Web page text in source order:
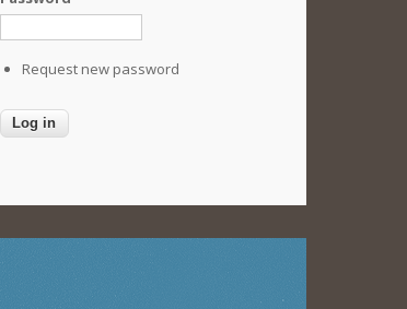
Request new password